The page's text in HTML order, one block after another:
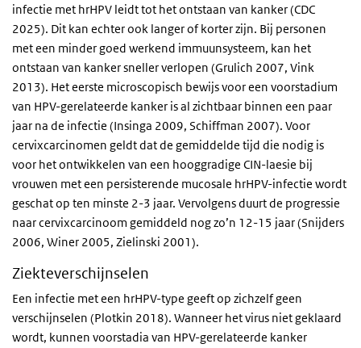
infectie met hrHPV leidt tot het ontstaan van kanker (CDC
2025). Dit kan echter ook langer of korter zijn. Bij personen
met een minder goed werkend immuunsysteem, kan het
ontstaan van kanker sneller verlopen (Grulich 2007, Vink
2013). Het eerste microscopisch bewijs voor een voorstadium
van HPV-gerelateerde kanker is al zichtbaar binnen een paar
jaar na de infectie (Insinga 2009, Schiffman 2007). Voor
cervixcarcinomen geldt dat de gemiddelde tijd die nodig is
voor het ontwikkelen van een hooggradige CIN-laesie bij
vrouwen met een persisterende mucosale hrHPV-infectie wordt
geschat op ten minste 2-3 jaar. Vervolgens duurt de progressie
naar cervixcarcinoom gemiddeld nog zo’n 12-15 jaar (Snijders
2006, Winer 2005, Zielinski 2001).
Ziekteverschijnselen
Een infectie met een hrHPV-type geeft op zichzelf geen
verschijnselen (Plotkin 2018). Wanneer het virus niet geklaard
wordt, kunnen voorstadia van HPV-gerelateerde kanker